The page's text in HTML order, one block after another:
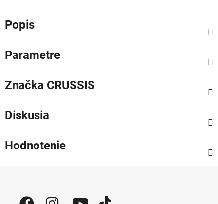
Popis
Parametre
Značka CRUSSIS
Diskusia
Hodnotenie